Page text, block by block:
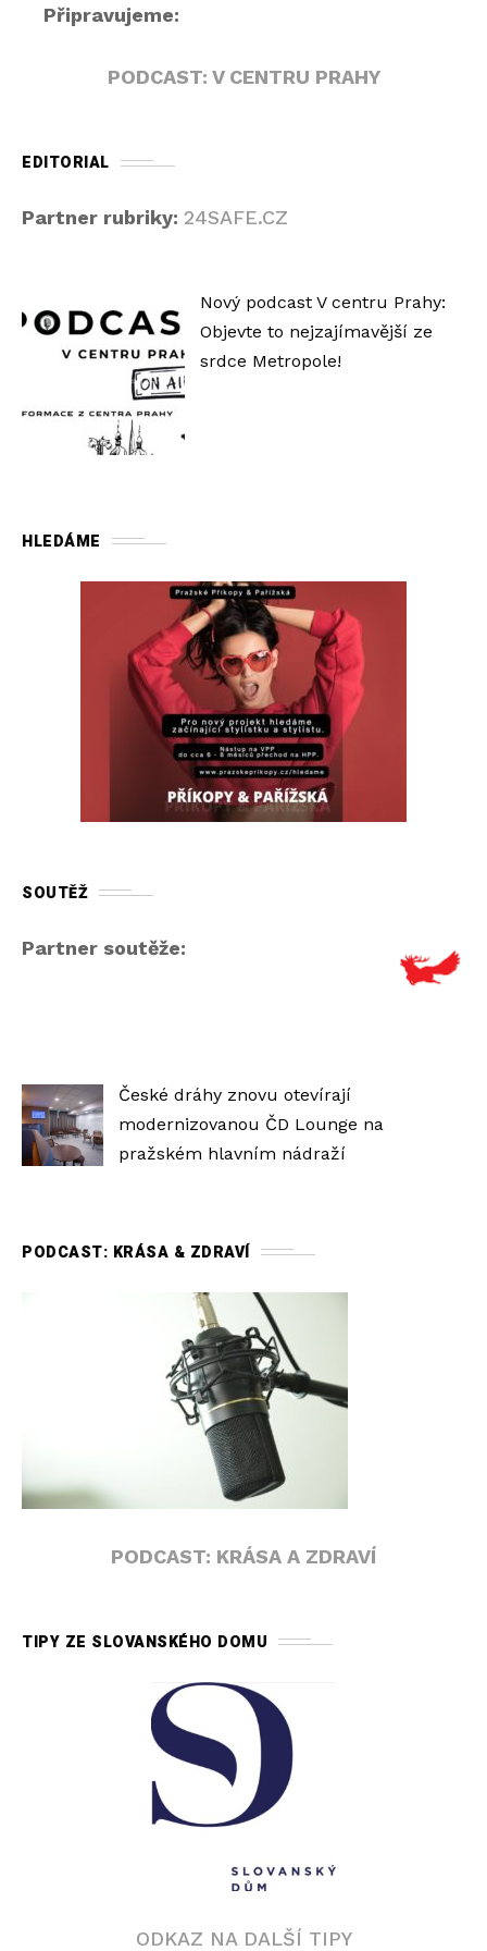
Připravujeme:
PODCAST: V CENTRU PRAHY
EDITORIAL
Partner rubriky: 24SAFE.CZ
Nový podcast V centru Prahy:
Objevte to nejzajímavější ze
srdce Metropole!
HLEDÁME
SOUTĚŽ
Partner soutěže:
České dráhy znovu otevírají
modernizovanou ČD Lounge na
pražském hlavním nádraží
PODCAST: KRÁSA & ZDRAVÍ
PODCAST: KRÁSA A ZDRAVÍ
TIPY ZE SLOVANSKÉHO DOMU
ODKAZ NA DALŠÍ TIPY